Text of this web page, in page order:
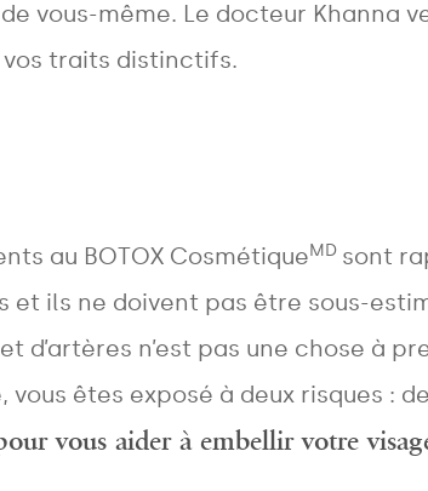
vous-même. Le docteur Khanna
traits distinctifs.
au BOTOX CosmétiqueMD sont
ils ne doivent pas être sous-
d’artères n’est pas une chose à
êtes exposé à deux risques :
vous aider à embellir votre